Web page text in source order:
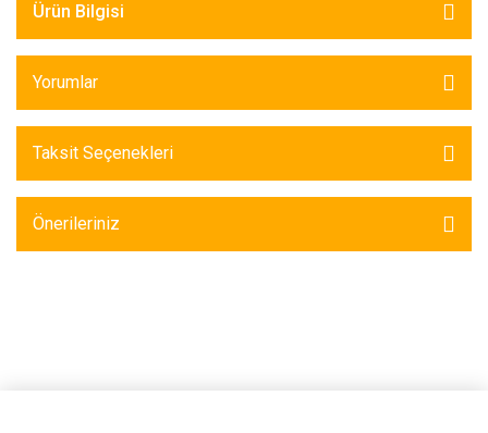
Ürün Bilgisi
Yorumlar
Taksit Seçenekleri
Önerileriniz